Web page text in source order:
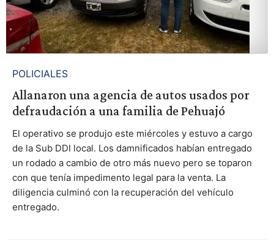
POLICIALES
Allanaron una agencia de autos usados por
defraudación a una familia de Pehuajó
El operativo se produjo este miércoles y estuvo a cargo
de la Sub DDI local. Los damnificados habían entregado
un rodado a cambio de otro más nuevo pero se toparon
con que tenía impedimento legal para la venta. La
diligencia culminó con la recuperación del vehículo
entregado.